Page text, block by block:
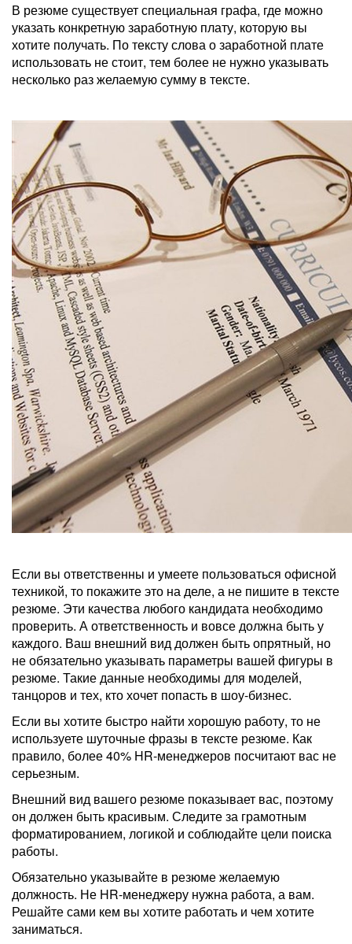
В резюме существует специальная графа, где можно
указать конкретную заработную плату, которую вы
хотите получать. По тексту слова о заработной плате
использовать не стоит, тем более не нужно указывать
несколько раз желаемую сумму в тексте.
Если вы ответственны и умеете пользоваться офисной
техникой, то покажите это на деле, а не пишите в тексте
резюме. Эти качества любого кандидата необходимо
проверить. А ответственность и вовсе должна быть у
каждого. Ваш внешний вид должен быть опрятный, но
не обязательно указывать параметры вашей фигуры в
резюме. Такие данные необходимы для моделей,
танцоров и тех, кто хочет попасть в шоу-бизнес.
Если вы хотите быстро найти хорошую работу, то не
используете шуточные фразы в тексте резюме. Как
правило, более 40% HR-менеджеров посчитают вас не
серьезным.
Внешний вид вашего резюме показывает вас, поэтому
он должен быть красивым. Следите за грамотным
форматированием, логикой и соблюдайте цели поиска
работы.
Обязательно указывайте в резюме желаемую
должность. Не HR-менеджеру нужна работа, а вам.
Решайте сами кем вы хотите работать и чем хотите
заниматься.